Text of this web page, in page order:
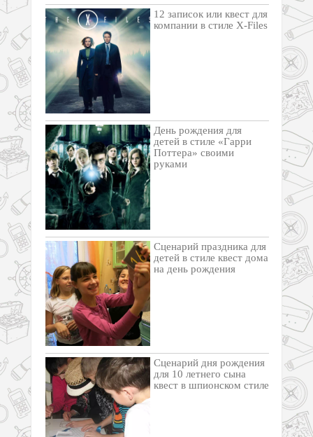
12 записок или квест для
компании в стиле X-Files
День рождения для
детей в стиле «Гарри
Поттера» своими
руками
Cценарий праздника для
детей в стиле квест дома
на день рождения
Сценарий дня рождения
для 10 летнего сына
квест в шпионском стиле